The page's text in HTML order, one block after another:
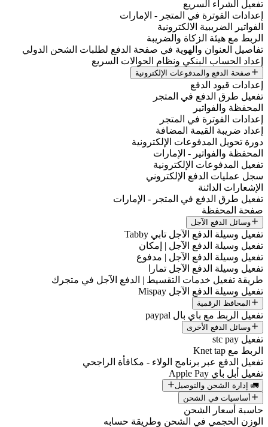
تفعيل الشراء السريع
إعدادات الفوترة في المتجر - الإمارات
الفواتير الضريبية الالكترونية
الربط مع هيئة الزكاة والضريبة
تفاصيل العنوان والهوية في صفحة الدفع لطلبات الشحن الدولي
إعداد الحساب البنكي ونظام الحوالات السريع
صفحة الدفع والمدفوعات الإلكترونية
إعدادات قيود الدفع
تفعيل طرق الدفع في المتجر
المحفظة والفواتير
إعدادات الفوترة في المتجر
إعداد ضريبة القيمة المضافة
دورة تحويل المدفوعات الإلكترونية
المحفظة والفواتير - الإمارات
تفعيل المدفوعات الإلكترونية
سجل عمليات الدفع الإلكتروني
الإشعارات الدائنة
تفعيل طرق الدفع في المتجر - الإمارات
صفحة المحفظة
وسائل الدفع الآجل
تفعيل وسيلة الدفع الآجل تابي Tabby
تفعيل وسيلة الدفع الآجل | إمكان
تفعيل وسيلة الدفع الآجل | مدفوع
تفعيل وسيلة الدفع الآجل تمارا
طريقة تفعيل خدمات التقسيط | الدفع الآجل في متجرك
تفعيل وسيلة الدفع الآجل Mispay
المحافظ الرقمية
تفعيل الربط مع باي بال paypal
وسائل الدفع الأخرى
تفعيل stc pay
الربط مع Knet tap
تفعيل الدفع عبر برنامج الولاء - مكافأة الراجحي
تفعيل أبل باي Apple Pay
🚛 إدارة الشحن والتوصيل
أساسيات في الشحن
حاسبة أسعار الشحن
الوزن الحجمي في الشحن وطريقة حسابه